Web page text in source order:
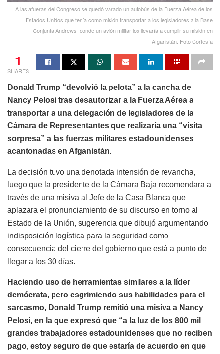
A las afueras del Congreso se quedó varado un autobús de la Fuerza Aérea de los
Estados Unidos que tenía como misión transportar a los legisladores a la Base
Conjunta Andrews donde un avión militar los llevaría a cumplir su misión en
Afganistán. Foto Cortesía
1
SHARES
Donald Trump “devolvió la pelota” a la cancha de
Nancy Pelosi tras desautorizar a la Fuerza Aérea a
transportar a una delegación de legisladores de la
Cámara de Representantes que realizaría una “visita
sorpresa” a las fuerzas militares estadounidenses
acantonadas en Afganistán.
La decisión tuvo una denotada intensión de revancha,
luego que la presidente de la Cámara Baja recomendara a
través de una misiva al Jefe de la Casa Blanca que
aplazara el pronunciamiento de su discurso en torno al
Estado de la Unión, sugerencia que dibujó argumentando
indisposición logística para la seguridad como
consecuencia del cierre del gobierno que está a punto de
llegar a los 30 días.
Haciendo uso de herramientas similares a la líder
demócrata, pero esgrimiendo sus habilidades para el
sarcasmo, Donald Trump remitió una misiva a Nancy
Pelosi, en la que expresó que “a la luz de los 800 mil
grandes trabajadores estadounidenses que no reciben
pago, estoy seguro de que estaría de acuerdo en que